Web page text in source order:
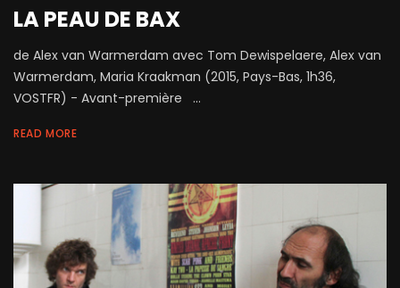
LA PEAU DE BAX
de Alex van Warmerdam avec Tom Dewispelaere, Alex van
Warmerdam, Maria Kraakman (2015, Pays-Bas, 1h36,
VOSTFR) - Avant-première ...
READ MORE